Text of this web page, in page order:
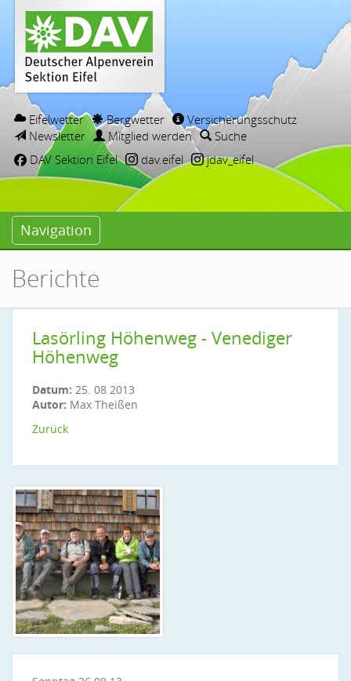
Eifelwetter Bergwetter
Versicherungsschutz
Newsletter
Mitglied werden
Suche
DAV Sektion Eifel
dav.eifel jdav_eifel
Navigation
Berichte
Lasörling Höhenweg - Venediger
Höhenweg
Datum: 25. 08 2013
Autor: Max Theißen
Zurück